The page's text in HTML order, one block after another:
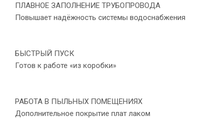
ПЛАВНОЕ ЗАПОЛНЕНИЕ ТРУБОПРОВОДА
Повышает надёжность системы водоснабжения
БЫСТРЫЙ ПУСК
Готов к работе «из коробки»
РАБОТА В ПЫЛЬНЫХ ПОМЕЩЕНИЯХ
Дополнительное покрытие плат лаком